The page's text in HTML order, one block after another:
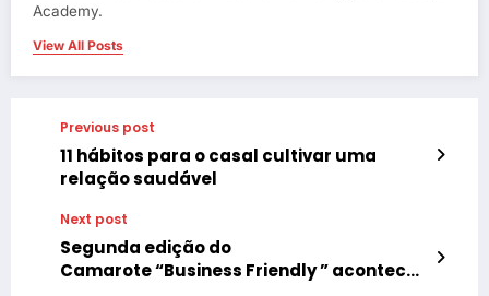
Academy.
View All Posts
Previous post
11 hábitos para o casal cultivar uma
relação saudável
Next post
Segunda edição do
Camarote “Business Friendly ” acontece